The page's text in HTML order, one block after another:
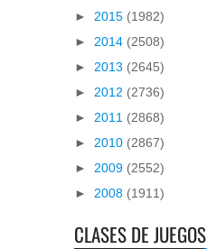
► 2015 (1982)
► 2014 (2508)
► 2013 (2645)
► 2012 (2736)
► 2011 (2868)
► 2010 (2867)
► 2009 (2552)
► 2008 (1911)
CLASES DE JUEGOS